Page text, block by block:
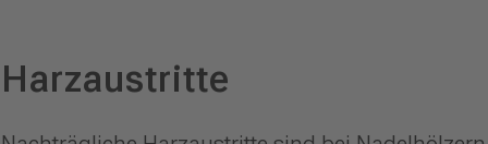
Harzaustritte